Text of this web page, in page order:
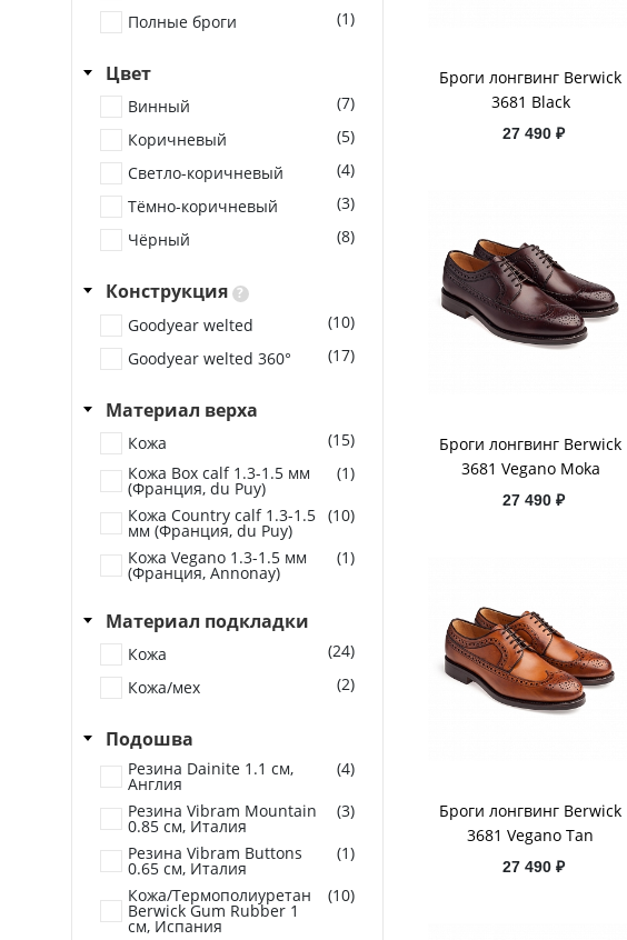
Полные броги
(1)
Цвет
Винный
(7)
Коричневый
(5)
Светло-коричневый
(4)
Тёмно-коричневый
(3)
Чёрный
(8)
Конструкция ?
Goodyear welted
(10)
Goodyear welted 360°
(17)
Материал верха
Кожа
(15)
Кожа Box calf 1.3-1.5 мм
(Франция, du Puy)
(1)
Кожа Country calf 1.3-1.5
мм (Франция, du Puy)
(10)
Кожа Vegano 1.3-1.5 мм
(Франция, Annonay)
(1)
Материал подкладки
Кожа
(24)
Кожа/мех
(2)
Подошва
Резина Dainite 1.1 см,
Англия
(4)
Резина Vibram Mountain
0.85 см, Италия
(3)
Резина Vibram Buttons
0.65 см, Италия
(1)
Кожа/Термополиуретан
Berwick Gum Rubber 1
см, Испания
(10)
Броги лонгвинг Berwick
3681 Black
27 490 ₽
Броги лонгвинг Berwick
3681 Vegano Moka
27 490 ₽
Броги лонгвинг Berwick
3681 Vegano Tan
27 490 ₽